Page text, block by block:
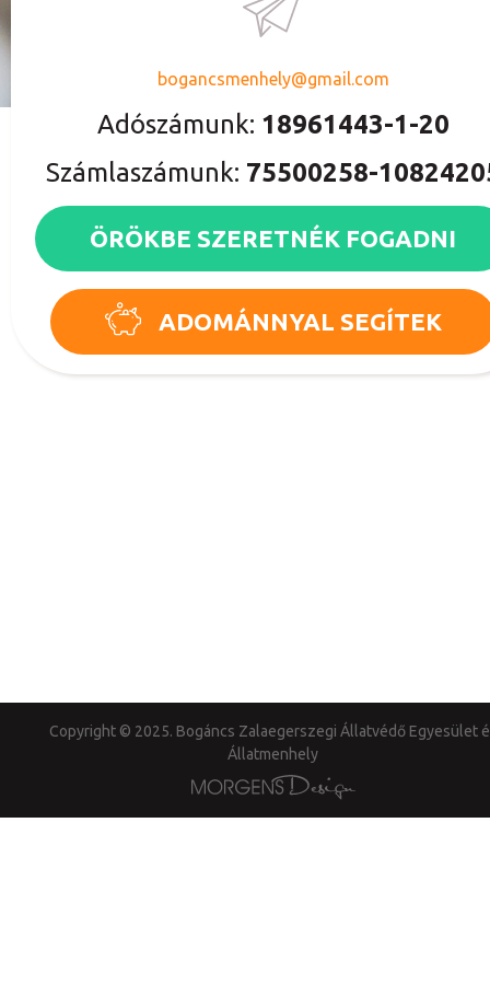
bogancsmenhely@gmail.com
Adószámunk: 18961443-1-20
Számlaszámunk: 75500258-
ÖRÖKBE SZERETNÉK FOGADNI
ADOMÁNNYAL SEGÍTEK
Copyright © 2025. Bogáncs Zalaegerszegi Állatvédő Egyesület
Állatmenhely